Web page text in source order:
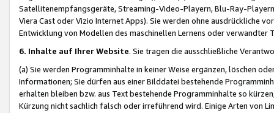
Satellitenempfangsgeräte, Streaming-Video-Playern, Blu-Ray-
Viera Cast oder Vizio Internet Apps). Sie werden ohne ausdrückliche
Entwicklung von Modellen des maschinellen Lernens oder
6. Inhalte auf Ihrer Website. Sie tragen die ausschließliche
(a) Sie werden Programminhalte in keiner Weise ergänzen, löschen
Informationen; Sie dürfen aus einer Bilddatei bestehende
erhalten bleiben bzw. aus Text bestehende Programminhalte so
Kürzung nicht sachlich falsch oder irreführend wird. Einige Arten von